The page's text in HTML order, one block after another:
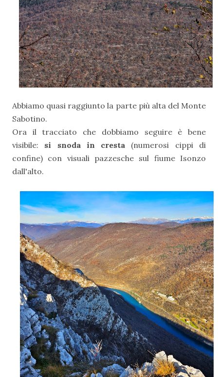
Abbiamo quasi raggiunto la parte più alta del Monte
Sabotino.
Ora il tracciato che dobbiamo seguire è bene
visibile: si snoda in cresta (numerosi cippi di
confine) con visuali pazzesche sul fiume Isonzo
dall'alto.